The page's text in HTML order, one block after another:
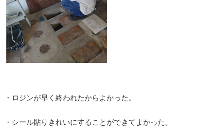
・ロジンが早く終われたからよかった。
・シール貼りきれいにすることができてよかった。